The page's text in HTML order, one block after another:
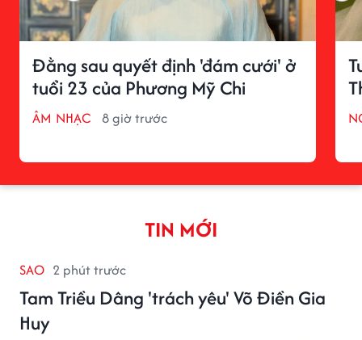
Đằng sau quyết định 'đám cưới' ở
tuổi 23 của Phương Mỹ Chi
ÂM NHẠC 8 giờ trước
TIN MỚI
SAO 2 phút trước
Tam Triều Dâng 'trách yêu' Võ Điền Gia
Huy